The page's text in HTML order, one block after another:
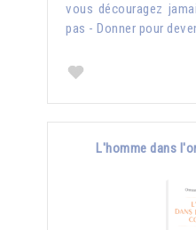
vous découragez
pas - Donner pour
L'homme dans